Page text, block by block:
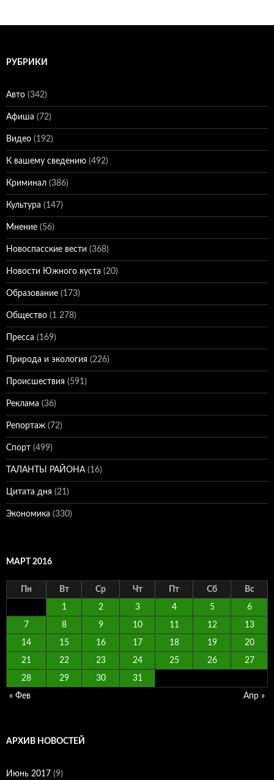
РУБРИКИ
Авто (342)
Афиша (72)
Видео (192)
К вашему сведению (492)
Криминал (386)
Культура (147)
Мнение (56)
Новоспасские вести (368)
Новости Южного куста (20)
Образование (173)
Общество (1 278)
Пресса (169)
Природа и экология (226)
Происшествия (591)
Реклама (36)
Репортаж (72)
Спорт (499)
ТАЛАНТЫ РАЙОНА(16)
Цитата дня (21)
Экономика (330)
МАРТ 2016
Пн Вт Ср Чт Пт Сб Вс
1 2 3 4 5 6
7 8 9 10 11 12 13
14 15 16 17 18 19 20
21 22 23 24 25 26 27
28 29 30 31
« Фев Апр »
АРХИВ НОВОСТЕЙ
Июнь 2017 (9)